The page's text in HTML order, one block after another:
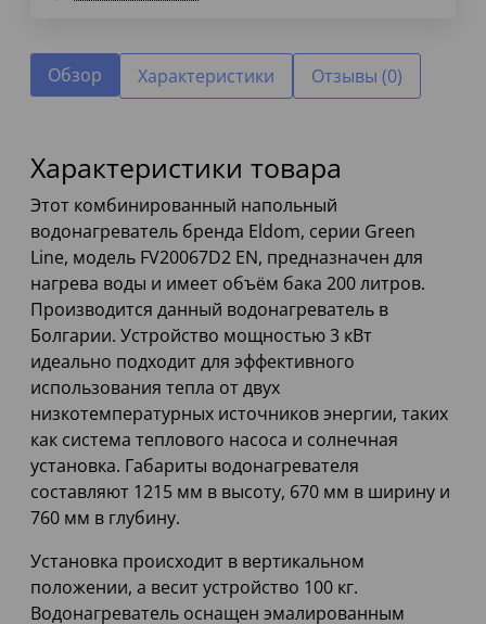
Обзор Характеристики Отзывы (0)
Характеристики товара
Этот комбинированный напольный
водонагреватель бренда Eldom, серии Green
Line, модель FV20067D2 EN, предназначен для
нагрева воды и имеет объём бака 200 литров.
Производится данный водонагреватель в
Болгарии. Устройство мощностью 3 кВт
идеально подходит для эффективного
использования тепла от двух
низкотемпературных источников энергии, таких
как система теплового насоса и солнечная
установка. Габариты водонагревателя
составляют 1215 мм в высоту, 670 мм в ширину и
760 мм в глубину.
Установка происходит в вертикальном
положении, а весит устройство 100 кг.
Водонагреватель оснащен эмалированным